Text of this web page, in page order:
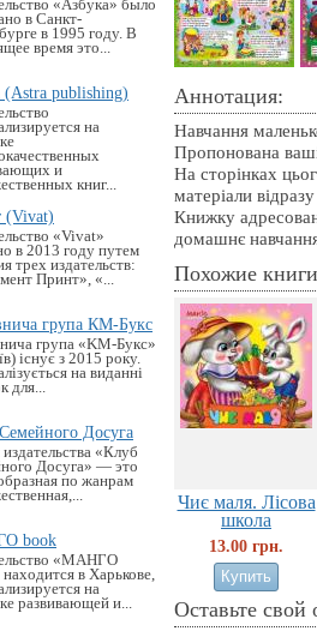
«Азбука» было
в Санкт-
в 1995 году. В
время это...
(Astra publishing)
на
и
книг...
(Vivat)
«Vivat»
в 2013 году путем
трех издательств:
Принт», «...
група КМ-Букс
група «KM-Букс»
існує з 2015 року.
на виданні
для...
Досуга
«Клуб
Досуга» — это
по жанрам
book
«MАНГО
в Харькове,
на
развивающей и...
Аннотация:
Навчання
Пропонована
На сторінках
матеріали
Книжку
домашнє
Похожие книги
Чиє маля. Лісова
школа
13.00 грн.
Оставьте свой